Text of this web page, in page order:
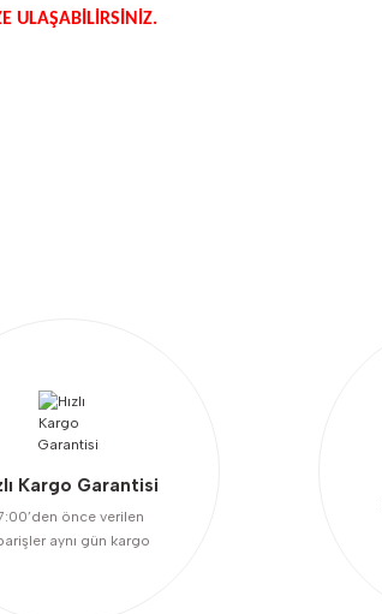
ULAŞABİLİRSİNİZ.
Kargo Garantisi
önce verilen
aynı gün kargo